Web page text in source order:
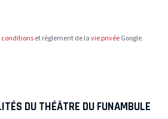
conditionset règlement de lavie privéeGoogle.
DU THÉÂTRE DU FUNAMBULE